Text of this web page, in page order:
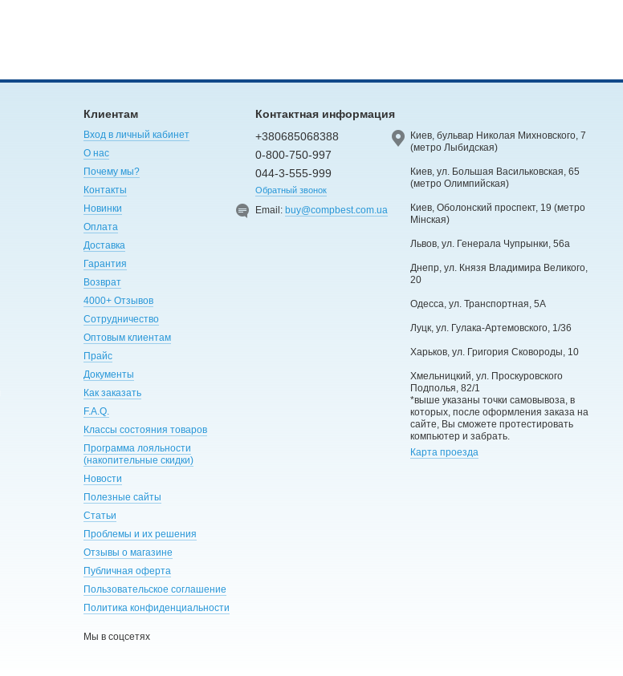
Клиентам
Вход в личный кабинет
О нас
Почему мы?
Контакты
Новинки
Оплата
Доставка
Гарантия
Возврат
4000+ Отзывов
Сотрудничество
Оптовым клиентам
Прайс
Документы
Как заказать
F.A.Q.
Классы состояния товаров
Программа лояльности
(накопительные скидки)
Новости
Полезные сайты
Статьи
Проблемы и их решения
Отзывы о магазине
Публичная оферта
Пользовательское соглашение
Политика конфиденциальности
Мы в соцсетях
Контактная информация
+380685068388
0-800-750-997
044-3-555-999
Обратный звонок
Email:buy@compbest.com.ua
Киев, бульвар Николая Михновского, 7
(метро Лыбидская)
Киев, ул. Большая Васильковская, 65
(метро Олимпийская)
Киев, Оболонский проспект, 19 (метро
Мінская)
Львов, ул. Генерала Чупрынки, 56а
Днепр, ул. Князя Владимира Великого,
20
Одесса, ул. Транспортная, 5А
Луцк, ул. Гулака-Артемовского, 1/36
Харьков, ул. Григория Сковороды, 10
Хмельницкий, ул. Проскуровского
Подполья, 82/1
*выше указаны точки самовывоза, в
которых, после оформления заказа на
сайте, Вы сможете протестировать
компьютер и забрать.
Карта проезда